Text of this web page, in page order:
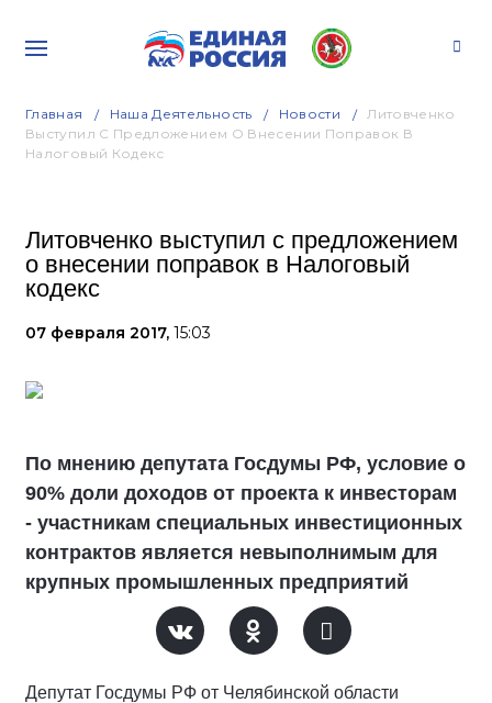
Главная Наша Деятельность Новости
Литовченко
Выступил С Предложением О Внесении Поправок В
Налоговый Кодекс
Литовченко выступил с предложением
о внесении поправок в Налоговый
кодекс
07 февраля 2017, 15:03
По мнению депутата Госдумы РФ, условие о
90% доли доходов от проекта к инвесторам
- участникам специальных инвестиционных
контрактов является невыполнимым для
крупных промышленных предприятий
Депутат Госдумы РФ от Челябинской области